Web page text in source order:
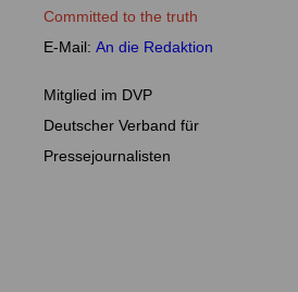
Committed to the truth
E-Mail: An die Redaktion
Mitglied im DVP
Deutscher Verband für
Pressejournalisten